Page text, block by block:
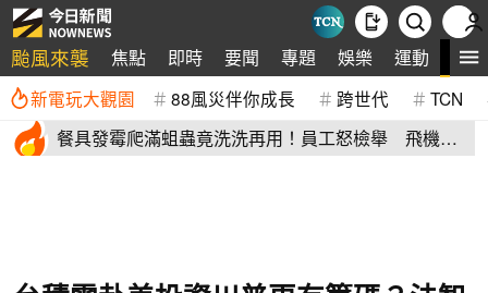
颱風來襲 焦點 即時 要聞 專題 娛樂 運動 全
新電玩大觀園 88風災伴你成長 跨世代 TCN
餐具發霉爬滿蛆蟲竟洗洗再用！員工怒檢舉 飛機餐